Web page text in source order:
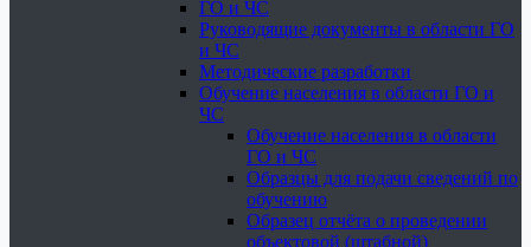
ГО и ЧС
Руководящие документы в области ГО
и ЧС
Методические разработки
Обучение населения в области ГО и
ЧС
Обучение населения в области
ГО и ЧС
Образцы для подачи сведений по
обучению
Образец отчёта о проведении
объектовой (штабной)